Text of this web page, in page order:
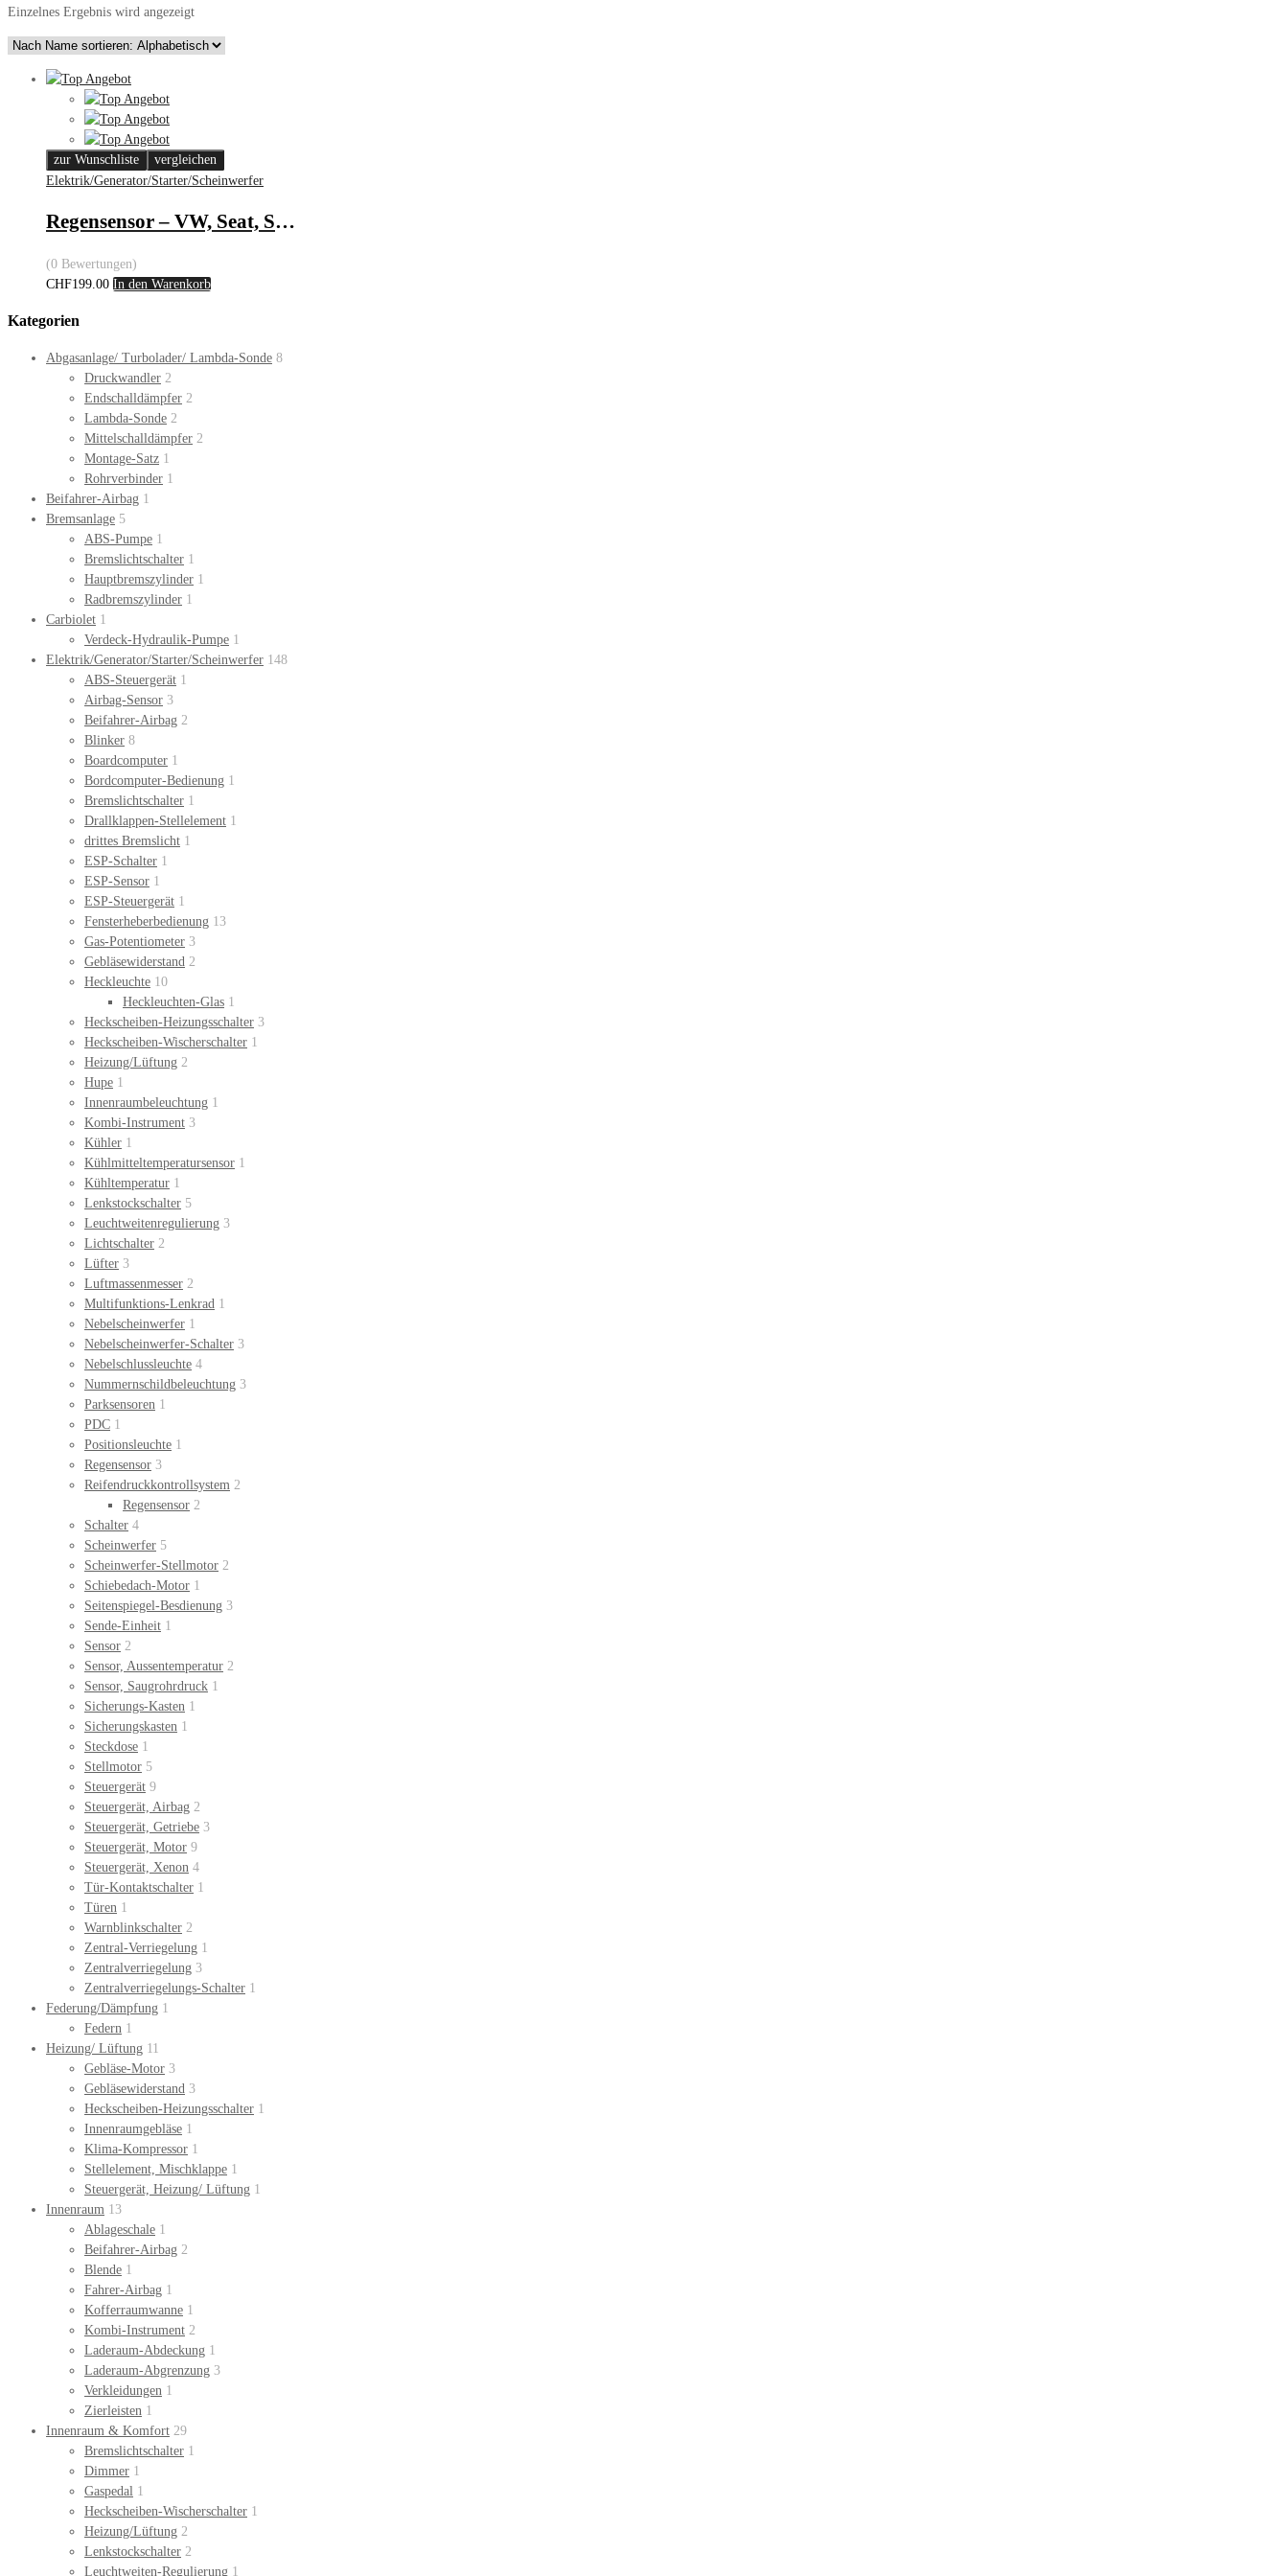
Einzelnes Ergebnis wird angezeigt
zur Wunschliste
vergleichen
Elektrik/Generator/Starter/Scheinwerfer
Regensensor – VW, Seat, Skoda
(0 Bewertungen)
CHF199.00 In den Warenkorb
Kategorien
Abgasanlage/ Turbolader/ Lambda-Sonde 8
Druckwandler 2
Endschalldämpfer 2
Lambda-Sonde 2
Mittelschalldämpfer 2
Montage-Satz 1
Rohrverbinder 1
Beifahrer-Airbag 1
Bremsanlage 5
ABS-Pumpe 1
Bremslichtschalter 1
Hauptbremszylinder 1
Radbremszylinder 1
Carbiolet 1
Verdeck-Hydraulik-Pumpe 1
Elektrik/Generator/Starter/Scheinwerfer 148
ABS-Steuergerät 1
Airbag-Sensor 3
Beifahrer-Airbag 2
Blinker 8
Boardcomputer 1
Bordcomputer-Bedienung 1
Bremslichtschalter 1
Drallklappen-Stellelement 1
drittes Bremslicht 1
ESP-Schalter 1
ESP-Sensor 1
ESP-Steuergerät 1
Fensterheberbedienung 13
Gas-Potentiometer 3
Gebläsewiderstand 2
Heckleuchte 10
Heckleuchten-Glas 1
Heckscheiben-Heizungsschalter 3
Heckscheiben-Wischerschalter 1
Heizung/Lüftung 2
Hupe 1
Innenraumbeleuchtung 1
Kombi-Instrument 3
Kühler 1
Kühlmitteltemperatursensor 1
Kühltemperatur 1
Lenkstockschalter 5
Leuchtweitenregulierung 3
Lichtschalter 2
Lüfter 3
Luftmassenmesser 2
Multifunktions-Lenkrad 1
Nebelscheinwerfer 1
Nebelscheinwerfer-Schalter 3
Nebelschlussleuchte 4
Nummernschildbeleuchtung 3
Parksensoren 1
PDC 1
Positionsleuchte 1
Regensensor 3
Reifendruckkontrollsystem 2
Regensensor 2
Schalter 4
Scheinwerfer 5
Scheinwerfer-Stellmotor 2
Schiebedach-Motor 1
Seitenspiegel-Besdienung 3
Sende-Einheit 1
Sensor 2
Sensor, Aussentemperatur 2
Sensor, Saugrohrdruck 1
Sicherungs-Kasten 1
Sicherungskasten 1
Steckdose 1
Stellmotor 5
Steuergerät 9
Steuergerät, Airbag 2
Steuergerät, Getriebe 3
Steuergerät, Motor 9
Steuergerät, Xenon 4
Tür-Kontaktschalter 1
Türen 1
Warnblinkschalter 2
Zentral-Verriegelung 1
Zentralverriegelung 3
Zentralverriegelungs-Schalter 1
Federung/Dämpfung 1
Federn 1
Heizung/ Lüftung 11
Gebläse-Motor 3
Gebläsewiderstand 3
Heckscheiben-Heizungsschalter 1
Innenraumgebläse 1
Klima-Kompressor 1
Stellelement, Mischklappe 1
Steuergerät, Heizung/ Lüftung 1
Innenraum 13
Ablageschale 1
Beifahrer-Airbag 2
Blende 1
Fahrer-Airbag 1
Kofferraumwanne 1
Kombi-Instrument 2
Laderaum-Abdeckung 1
Laderaum-Abgrenzung 3
Verkleidungen 1
Zierleisten 1
Innenraum & Komfort 29
Bremslichtschalter 1
Dimmer 1
Gaspedal 1
Heckscheiben-Wischerschalter 1
Heizung/Lüftung 2
Lenkstockschalter 2
Leuchtweiten-Regulierung 1